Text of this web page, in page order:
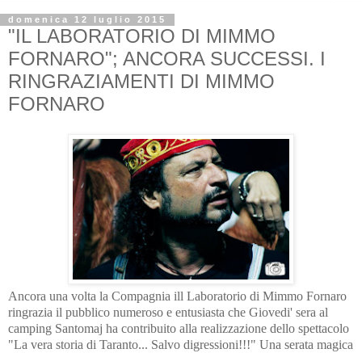
domenica 12 luglio 2015
"IL LABORATORIO DI MIMMO
FORNARO"; ANCORA SUCCESSI. I
RINGRAZIAMENTI DI MIMMO
FORNARO
Ancora una volta la Compagnia ill Laboratorio di Mimmo Fornaro
ringrazia il pubblico numeroso e entusiasta che Giovedi' sera al
camping Santomaj ha contribuito alla realizzazione dello spettacolo
"La vera storia di Taranto... Salvo digressioni!!!" Una serata magica